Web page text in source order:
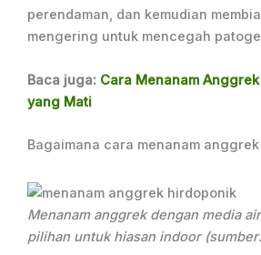
perendaman, dan kemudian
mengering untuk mencegah
Baca juga: Cara Menanam
yang Mati
Bagaimana cara menanam
Menanam anggrek dengan media
pilihan untuk hiasan indoor